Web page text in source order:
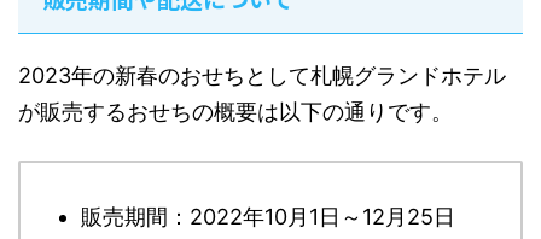
2023年の新春のおせちとして札幌グランドホテル
が販売するおせちの概要は以下の通りです。
販売期間：2022年10月1日～12月25日